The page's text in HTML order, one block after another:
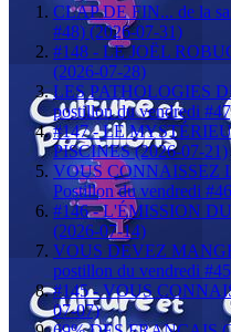
CLAP DE FIN... de la
#48) (2026-07-31)
#148 - LE JOËL
(2026-07-28)
LES PATHOLOGIES
postillon du vendredi
#147 - LE
PISCINES (2026-07-21)
VOUS CONNAISSEZ
Postillon du vendredi
#146 - L'ÉMISSION
(2026-07-14)
VOUS DEVEZ
postillon du vendredi
#145 - VOUS
07-07)